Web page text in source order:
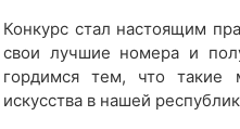
Конкурс стал настоящим
свои лучшие номера и
гордимся тем, что такие
искусства в нашей